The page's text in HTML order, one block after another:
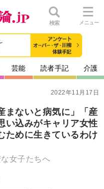
検索 メニュー
芸能 読者手記 介護
2022年11月17日
まないと病気に」「産
い込みがキャリア女性
ために生きているわけ
女子たちへ